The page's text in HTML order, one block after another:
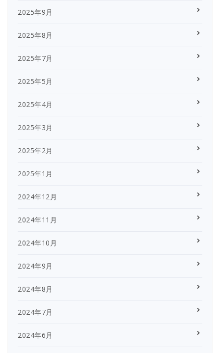
2025年9月
2025年8月
2025年7月
2025年5月
2025年4月
2025年3月
2025年2月
2025年1月
2024年12月
2024年11月
2024年10月
2024年9月
2024年8月
2024年7月
2024年6月